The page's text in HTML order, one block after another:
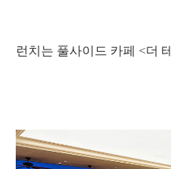
런치는 풀사이드 카페 <더